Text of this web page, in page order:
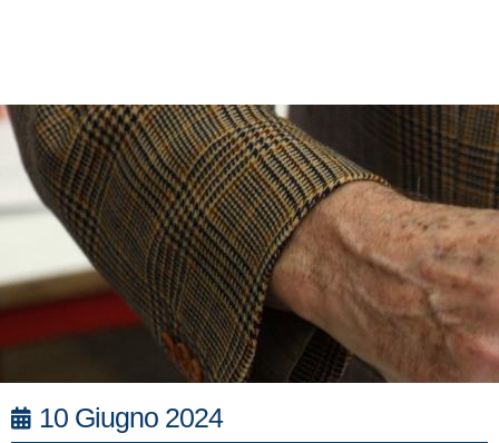
10 Giugno 2024